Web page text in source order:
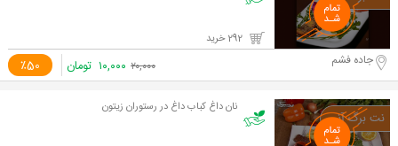
٪50 جاده فشم ۲۰,۰۰۰ ۱۰,۰۰۰ تومان
نان داغ کباب داغ در رستوران زیتون